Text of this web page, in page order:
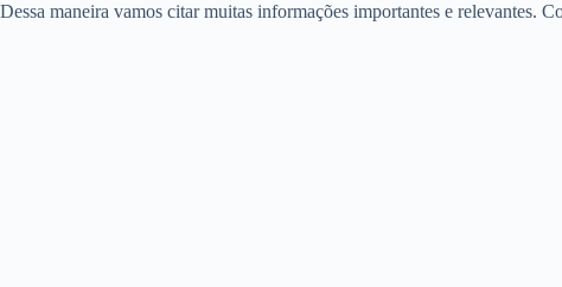
Dessa maneira vamos citar muitas informações importantes e relevantes.